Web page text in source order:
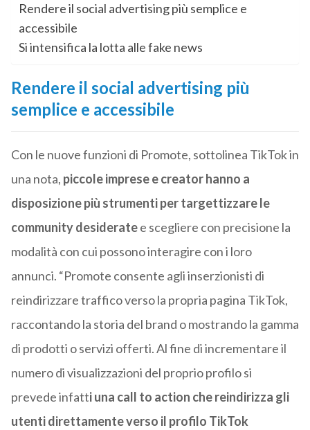
Rendere il social advertising più semplice e
accessibile
Si intensifica la lotta alle fake news
Rendere il social advertising più
semplice e accessibile
Con le nuove funzioni di Promote, sottolinea TikTok in
una nota, piccole imprese e creator hanno a
disposizione più strumenti per targettizzare le
community desideratee scegliere con precisione la
modalità con cui possono interagire con i loro
annunci. “Promote consente agli inserzionisti di
reindirizzare traffico verso la propria pagina TikTok,
raccontando la storia del brand o mostrando la gamma
di prodotti o servizi offerti. Al fine di incrementare il
numero di visualizzazioni del proprio profilo si
prevede infatti una call to action che reindirizza gli
utenti direttamente verso il profilo TikTok